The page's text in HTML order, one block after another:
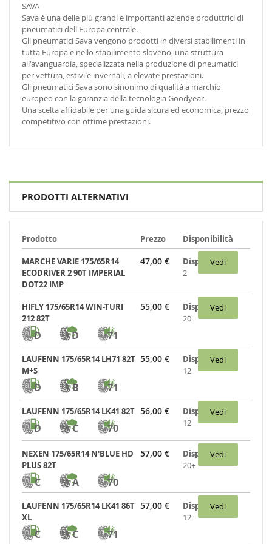
SAVA
Sava è una delle più grandi e importanti aziende produttrici di
pneumatici dell'Europa centrale.
Gli pneumatici Sava vengono prodotti in diversi stabilimenti in
tutta Europa e nello stabilimento sloveno, una struttura
all'avanguardia, specializzata nella produzione di pneumatici
per vettura, estivi e invernali, a elevate prestazioni.
Gli pneumatici Sava sono sinonimo di qualità a marchio
europeo con la garanzia della tecnologia Goodyear.
Una scelta affidabile per una guida sicura ed economica, prezzo
competitivo con ottime prestazioni.
PRODOTTI ALTERNATIVI
Prodotto Prezzo Disponibilità
MARCHE VARIE 175/65R14
ECODRIVER 2 90T IMPERIAL
DOT22 IMP
47,00 €
Disponibili:
2
Vedi
HIFLY 175/65R14 WIN-TURI
212 82T
D D 71
55,00 €
Disponibili:
20
Vedi
LAUFENN 175/65R14 LH71 82T
M+S
D B 71
55,00 €
Disponibili:
12
Vedi
LAUFENN 175/65R14 LK41 82T
D C 70
56,00 €
Disponibili:
12
Vedi
NEXEN 175/65R14 N'BLUE HD
PLUS 82T
C A 70
57,00 €
Disponibili:
20+
Vedi
LAUFENN 175/65R14 LK41 86T
XL
C C 71
57,00 €
Disponibili:
12
Vedi